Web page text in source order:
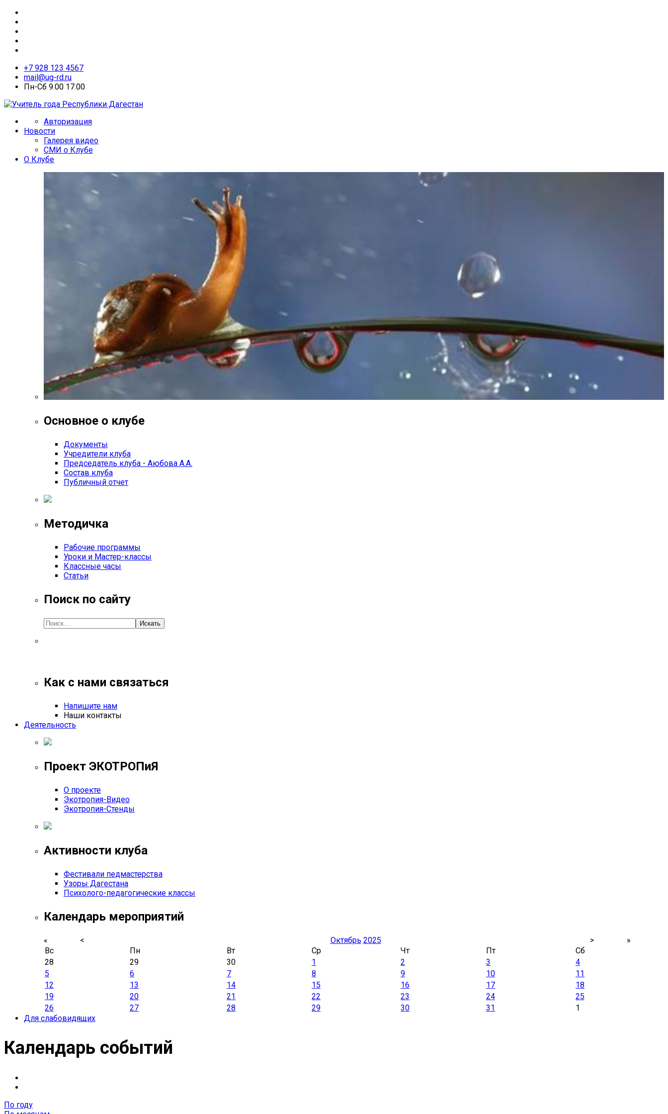
+7 928 123 4567
mail@ug-rd.ru
Пн-Сб 9.00 17.00
Авторизация
Новости
Галерея видео
СМИ о Клубе
О Клубе
Основное о клубе
Документы
Учредители клуба
Председатель клуба - Аюбова А.А.
Состав клуба
Публичный отчет
Методичка
Рабочие программы
Уроки и Мастер-классы
Классные часы
Статьи
Поиск по сайту
Искать
Как с нами связаться
Напишите нам
Наши контакты
Деятельность
Проект ЭКОТРОПиЯ
О проекте
Экотропия-Видео
Экотропия-Стенды
Активности клуба
Фестивали педмастерства
Узоры Дагестана
Психолого-педагогические классы
Календарь мероприятий
« < Октябрь 2025 >
»
Вс
Пн Вт Ср Чт Пт
Сб
28
29 30 1 2 3
4
5
6 7 8 9 10
11
12
13 14 15 16 17
18
19
20 21 22 23 24
25
26
27 28 29 30 31
1
Для слабовидящих
Календарь событий
По году